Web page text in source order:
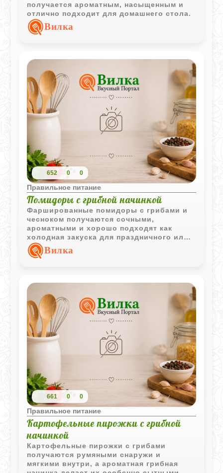
получается ароматным, насыщенным и
отлично подходит для домашнего стола.
Вилка
652 0 0
Правильное питание
Помидоры с грибной начинкой
Фаршированные помидоры с грибами и
чесноком получаются сочными,
ароматными и хорошо подходят как
холодная закуска для праздничного или
повседневного стола.
Вилка
661 0 0
Правильное питание
Картофельные пирожки с грибной
начинкой
Картофельные пирожки с грибами
получаются румяными снаружи и
мягкими внутри, а ароматная грибная